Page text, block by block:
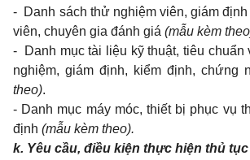
- Danh sách thử nghiệm viên, giám
viên, chuyên gia đánh giá (mẫu kèm
-
Danh mục tài liệu kỹ thuật, tiêu chuẩn
nghiệm, giám định, kiểm định, chứng
theo).
- Danh mục máy móc, thiết bị phục vụ
định (mẫu kèm theo).
k. Yêu cầu, điều kiện thực hiện thủ